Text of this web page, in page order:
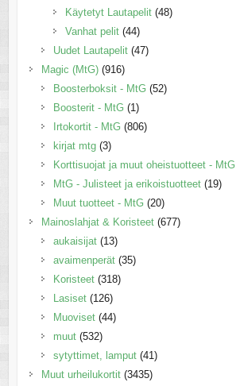
Käytetyt Lautapelit (48)
Vanhat pelit (44)
Uudet Lautapelit (47)
Magic (MtG) (916)
Boosterboksit - MtG (52)
Boosterit - MtG (1)
Irtokortit - MtG (806)
kirjat mtg (3)
Korttisuojat ja muut oheistuotteet - MtG
MtG - Julisteet ja erikoistuotteet (19)
Muut tuotteet - MtG (20)
Mainoslahjat & Koristeet (677)
aukaisijat (13)
avaimenperät (35)
Koristeet (318)
Lasiset (126)
Muoviset (44)
muut (532)
sytyttimet, lamput (41)
Muut urheilukortit (3435)